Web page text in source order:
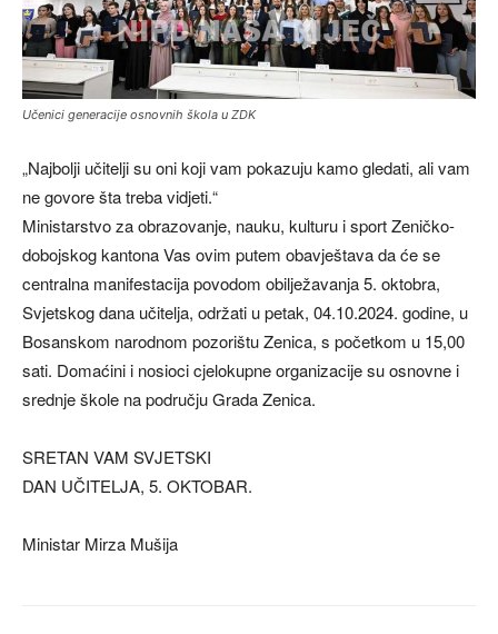
Učenici generacije osnovnih škola u ZDK
„Najbolji učitelji su oni koji vam pokazuju kamo gledati, ali vam
ne govore šta treba vidjeti.“
Ministarstvo za obrazovanje, nauku, kulturu i sport Zeničko-
dobojskog kantona Vas ovim putem obavještava da će se
centralna manifestacija povodom obilježavanja 5. oktobra,
Svjetskog dana učitelja, održati u petak, 04.10.2024. godine, u
Bosanskom narodnom pozorištu Zenica, s početkom u 15,00
sati. Domaćini i nosioci cjelokupne organizacije su osnovne i
srednje škole na području Grada Zenica.
SRETAN VAM SVJETSKI
DAN UČITELJA, 5. OKTOBAR.
Ministar Mirza Mušija